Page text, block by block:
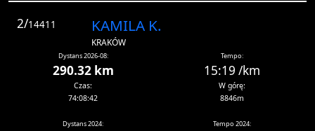
2/14411 KAMILA K.
KRAKÓW
Dystans 2026-08:
290.32 km
Tempo:
15:19 /km
Czas:
74:08:42
W górę:
8846m
Dystans 2024: Tempo 2024: